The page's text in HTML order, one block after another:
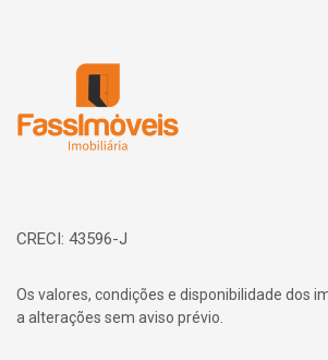
CRECI: 43596-J
Os valores, condições e disponibilidade dos
a alterações sem aviso prévio.